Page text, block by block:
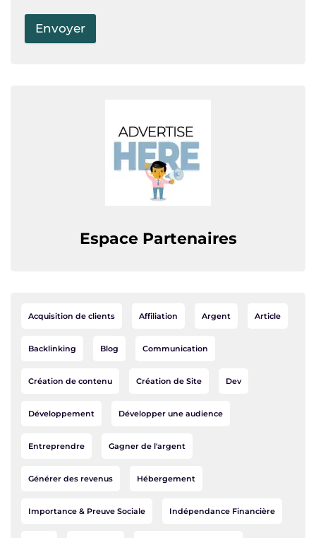
Espace Partenaires
Acquisition de clients Affiliation Argent Article
Backlinking Blog Communication
Création de contenu Création de Site Dev
Développement Développer une audience
Entreprendre Gagner de l'argent
Générer des revenus Hébergement
Importance & Preuve Sociale Indépendance Financière